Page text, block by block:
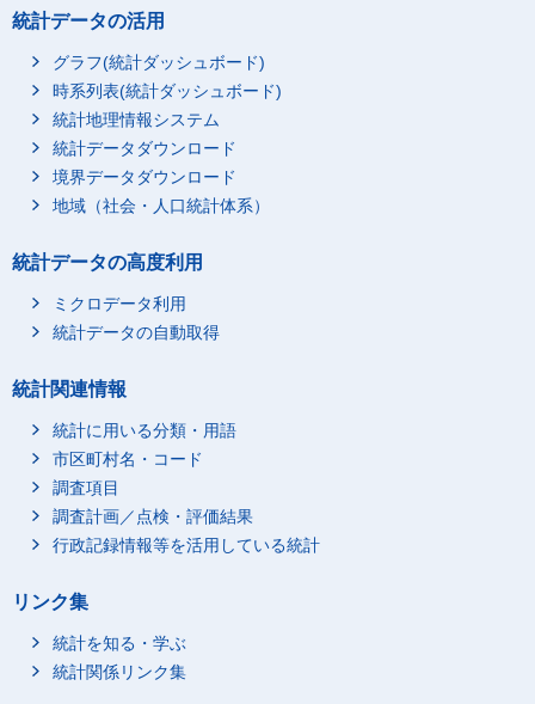
統計データの活用
グラフ(統計ダッシュボード)
時系列表(統計ダッシュボード)
統計地理情報システム
統計データダウンロード
境界データダウンロード
地域（社会・人口統計体系）
統計データの高度利用
ミクロデータ利用
統計データの自動取得
統計関連情報
統計に用いる分類・用語
市区町村名・コード
調査項目
調査計画／点検・評価結果
行政記録情報等を活用している統計
リンク集
統計を知る・学ぶ
統計関係リンク集